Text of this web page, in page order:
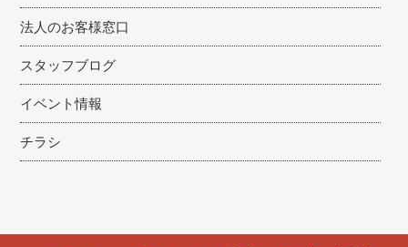
法人のお客様窓口
スタッフブログ
イベント情報
チラシ